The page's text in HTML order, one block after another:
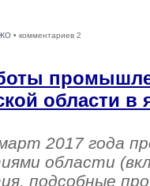
ЖО • комментариев 2
области в
2017 года
области
подсобные